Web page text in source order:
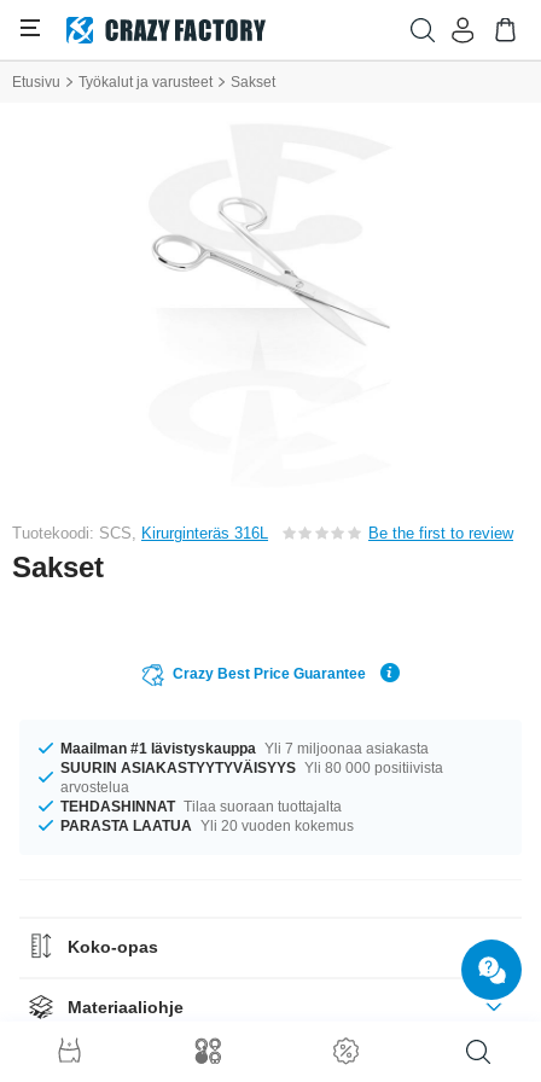
Etusivu Työkalut ja varusteet Sakset
Tuotekoodi: SCS, Kirurginteräs 316L Be the first to review
Sakset
Crazy Best Price Guarantee
Maailman #1 lävistyskauppa Yli 7 miljoonaa asiakasta
SUURIN ASIAKASTYYTYVÄISYYS Yli 80 000 positiivista
arvostelua
TEHDASHINNAT Tilaa suoraan tuottajalta
PARASTA LAATUA Yli 20 vuoden kokemus
Koko-opas
Materiaaliohje
Kysymykset & Vastaukset